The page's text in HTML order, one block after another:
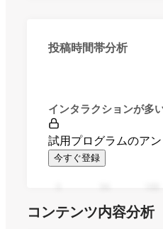
投稿時間帯分析
インタラクションが多
試用プログラムのアン
今すぐ登録
コンテンツ内容分析